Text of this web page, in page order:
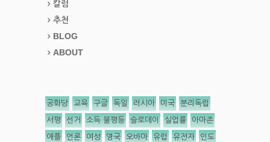
칼럼
추천
BLOG
ABOUT
공화당 교육 구글 독일 러시아 미국 분리독립
서평 선거 소득 불평등 슬로데이 실업률 아마존
애플 언론 여성 영국 오바마 유럽 유전자 인도